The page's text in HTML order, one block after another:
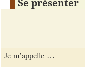
Se présenter
Je m’appelle …